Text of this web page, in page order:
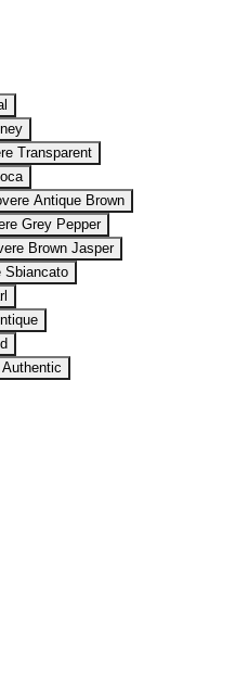
Transparent
Antique Brown
Grey Pepper
Brown Jasper
Sbiancato
Authentic